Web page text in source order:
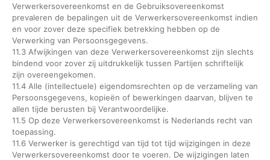
Verwerkersovereenkomst en de Gebruiksovereenkomst
prevaleren de bepalingen uit de Verwerkersovereenkomst indien
en voor zover deze specifiek betrekking hebben op de
Verwerking van Persoonsgegevens.
11.3 Afwijkingen van deze Verwerkersovereenkomst zijn slechts
bindend voor zover zij uitdrukkelijk tussen Partijen schriftelijk
zijn overeengekomen.
11.4 Alle (intellectuele) eigendomsrechten op de verzameling van
Persoonsgegevens, kopieën of bewerkingen daarvan, blijven te
allen tijde berusten bij Verantwoordelijke.
11.5 Op deze Verwerkersovereenkomst is Nederlands recht van
toepassing.
11.6 Verwerker is gerechtigd van tijd tot tijd wijzigingen in deze
Verwerkersovereenkomst door te voeren. De wijzigingen laten